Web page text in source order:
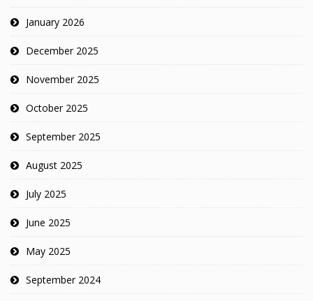
January 2026
December 2025
November 2025
October 2025
September 2025
August 2025
July 2025
June 2025
May 2025
September 2024